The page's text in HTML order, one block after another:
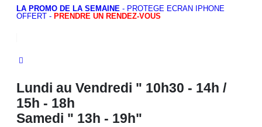
LA PROMO DE LA SEMAINE - PROTÈGE ÉCRAN IPHONE
OFFERT - PRENDRE UN RENDEZ-VOUS
Lundi au Vendredi " 10h30 - 14h /
15h - 18h
Samedi " 13h - 19h"